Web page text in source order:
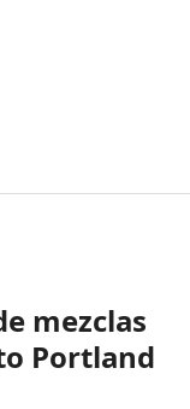
mezclas
Portland